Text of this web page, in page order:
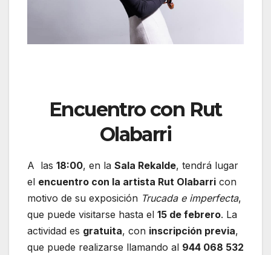
Encuentro con Rut
Olabarri
A las 18:00, en la Sala Rekalde, tendrá lugar
el encuentro con la artista Rut Olabarri con
motivo de su exposición Trucada e imperfecta,
que puede visitarse hasta el 15 de febrero. La
actividad es gratuita, con inscripción previa,
que puede realizarse llamando al 944 068 532